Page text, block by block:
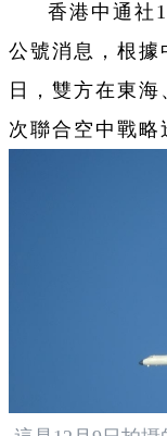
香港中通社
公號消息，根據
日，雙方在東
次聯合空中戰略